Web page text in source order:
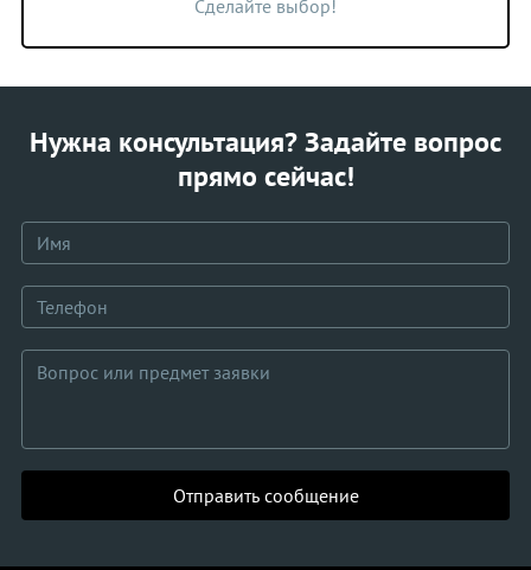
Сделайте выбор!
Нужна консультация? Задайте вопрос
прямо сейчас!
Отправить сообщение